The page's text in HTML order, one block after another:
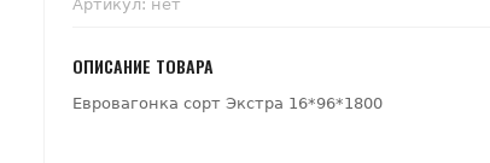
Артикул: нет
ОПИСАНИЕ ТОВАРА
Евровагонка сорт Экстра 16*96*1800